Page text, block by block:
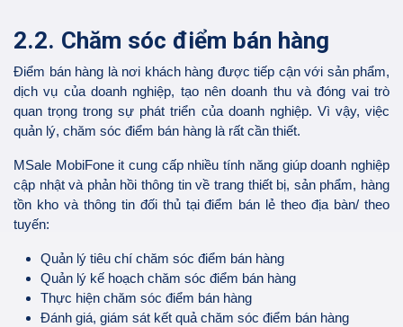
2.2. Chăm sóc điểm bán hàng
Điểm bán hàng là nơi khách hàng được tiếp cận với sản phẩm,
dịch vụ của doanh nghiệp, tạo nên doanh thu và đóng vai trò
quan trọng trong sự phát triển của doanh nghiệp. Vì vậy, việc
quản lý, chăm sóc điểm bán hàng là rất cần thiết.
MSale MobiFone it cung cấp nhiều tính năng giúp doanh nghiệp
cập nhật và phản hồi thông tin về trang thiết bị, sản phẩm, hàng
tồn kho và thông tin đối thủ tại điểm bán lẻ theo địa bàn/ theo
tuyến:
Quản lý tiêu chí chăm sóc điểm bán hàng
Quản lý kế hoạch chăm sóc điểm bán hàng
Thực hiện chăm sóc điểm bán hàng
Đánh giá, giám sát kết quả chăm sóc điểm bán hàng